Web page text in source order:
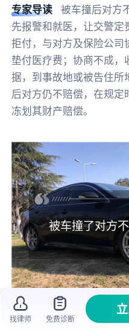
专家导读
被车撞后对方
先报警和就医，让交警
拒付，与对方及保险公司
垫付医疗费；协商不成
据，到事故地或被告住
后对方仍不赔偿，在规
冻划其财产赔偿。
被车撞了对方
找律师 免费诊断